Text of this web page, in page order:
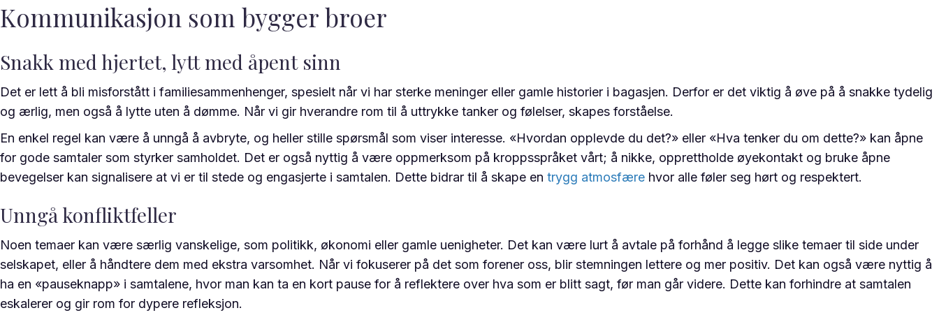
Kommunikasjon som bygger broer
Snakk med hjertet, lytt med åpent sinn
Det er lett å bli misforstått i familiesammenhenger, spesielt når vi har sterke meninger eller gamle historier i bagasjen. Derfor er det viktig å øve på å snakke tydelig
og ærlig, men også å lytte uten å dømme. Når vi gir hverandre rom til å uttrykke tanker og følelser, skapes forståelse.
En enkel regel kan være å unngå å avbryte, og heller stille spørsmål som viser interesse. «Hvordan opplevde du det?» eller «Hva tenker du om dette?» kan åpne
for gode samtaler som styrker samholdet. Det er også nyttig å være oppmerksom på kroppsspråket vårt; å nikke, opprettholde øyekontakt og bruke åpne
bevegelser kan signalisere at vi er til stede og engasjerte i samtalen. Dette bidrar til å skape en trygg atmosfære hvor alle føler seg hørt og respektert.
Unngå konfliktfeller
Noen temaer kan være særlig vanskelige, som politikk, økonomi eller gamle uenigheter. Det kan være lurt å avtale på forhånd å legge slike temaer til side under
selskapet, eller å håndtere dem med ekstra varsomhet. Når vi fokuserer på det som forener oss, blir stemningen lettere og mer positiv. Det kan også være nyttig å
ha en «pauseknapp» i samtalene, hvor man kan ta en kort pause for å reflektere over hva som er blitt sagt, før man går videre. Dette kan forhindre at samtalen
eskalerer og gir rom for dypere refleksjon.